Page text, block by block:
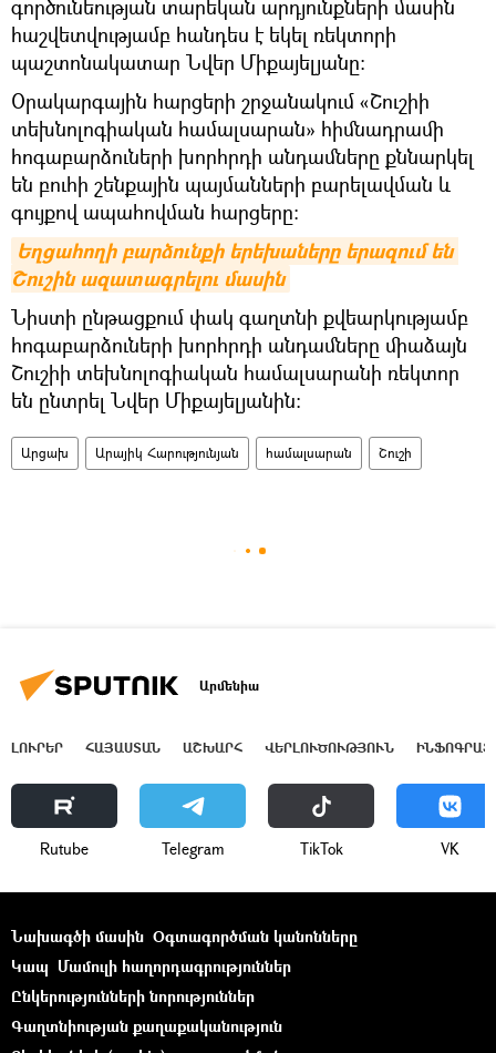
գործունեության տարեկան արդյունքների մասին
հաշվետվությամբ հանդես է եկել ռեկտորի
պաշտոնակատար Նվեր Միքայելյանը:
Օրակարգային հարցերի շրջանակում «Շուշիի
տեխնոլոգիական համալսարան» հիմնադրամի
հոգաբարձուների խորհրդի անդամները քննարկել
են բուհի շենքային պայմանների բարելավման և
գույքով ապահովման հարցերը:
Եղցահողի բարձունքի երեխաները երազում են
Շուշին ազատագրելու մասին
Նիստի ընթացքում փակ գաղտնի քվեարկությամբ
հոգաբարձուների խորհրդի անդամները միաձայն
Շուշիի տեխնոլոգիական համալսարանի ռեկտոր
են ընտրել Նվեր Միքայելյանին:
Արցախ Արայիկ Հարությունյան համալսարան Շուշի
Արմենիա
ԼՈՒՐԵՐ ՀԱՅԱՍՏԱՆ ԱՇԽԱՐՀ ՎԵՐԼՈՒԾՈՒԹՅՈՒՆ
Rutube Telegram ТikТоk VK
Նախագծի մասին Օգտագործման կանոնները
Կապ Մամուլի հաղորդագրություններ
Ընկերությունների նորություններ
Գաղտնիության քաղաքականություն